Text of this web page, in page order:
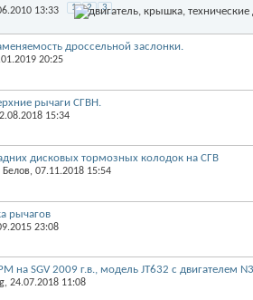
13:33 1 2 3
дроссельной заслонки.
20:25
рычаги СГВН.
15:34
дисковых тормозных колодок на СГВ
Белов‎, 07.11.2018 15:54
рычагов
23:08
на SGV 2009 г.в., модель JT632 с двигателем
‎, 24.07.2018 11:08